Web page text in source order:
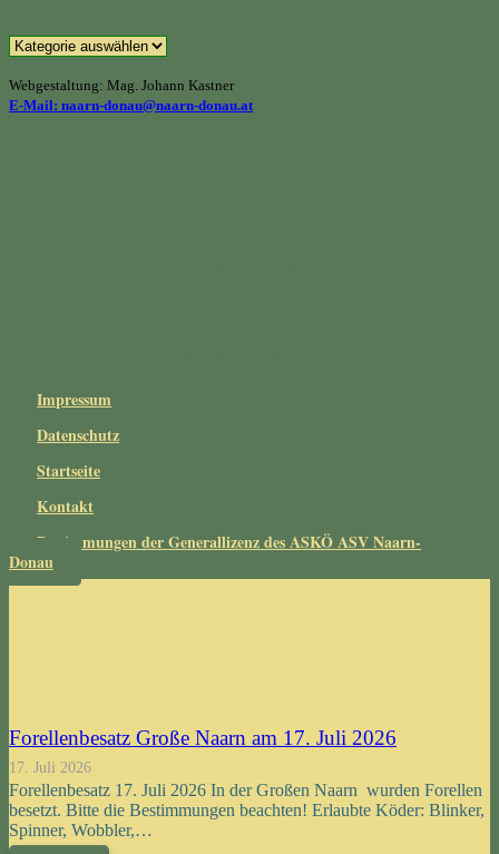
Beitragskategorien
Webgestaltung: Mag. Johann Kastner
E-Mail: naarn-donau@naarn-donau.at
Impressum
Datenschutz
Startseite
Kontakt
Bestimmungen der Generallizenz des ASKÖ ASV Naarn-
Donau
Forellenbesatz Große Naarn am 17. Juli 2026
17. Juli 2026
Forellenbesatz 17. Juli 2026 In der Großen Naarn wurden Forellen
besetzt. Bitte die Bestimmungen beachten! Erlaubte Köder: Blinker,
Spinner, Wobbler,…